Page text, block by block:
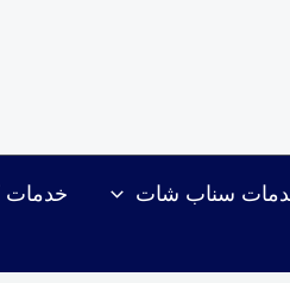
سناب شات